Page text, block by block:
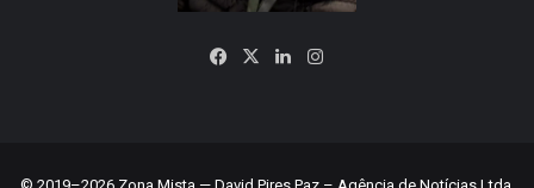
Facebook
X LinkedinInstagram